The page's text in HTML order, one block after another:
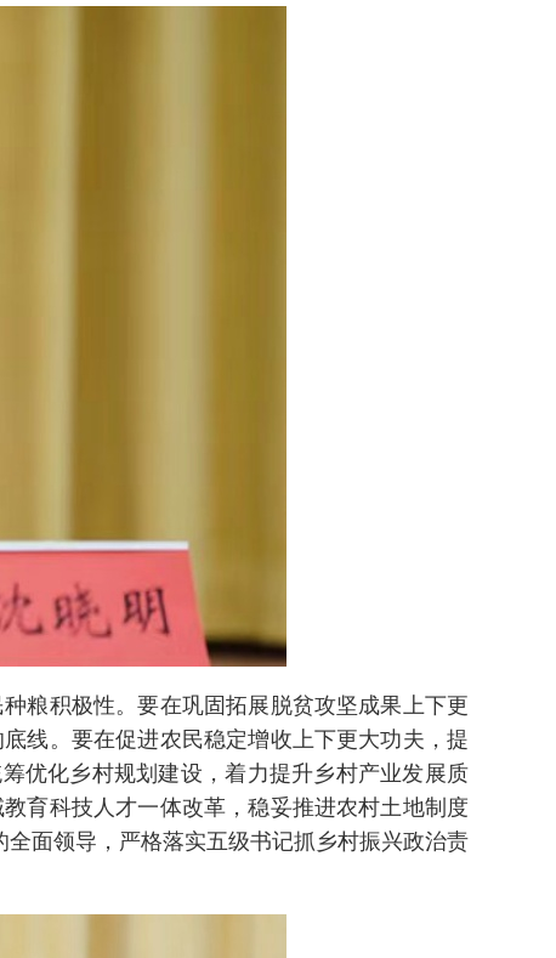
粮积极性。要在巩固拓展脱贫攻坚成果上下更
线。要在促进农民稳定增收上下更大功夫，提
优化乡村规划建设，着力提升乡村产业发展质
育科技人才一体改革，稳妥推进农村土地制度
面领导，严格落实五级书记抓乡村振兴政治责